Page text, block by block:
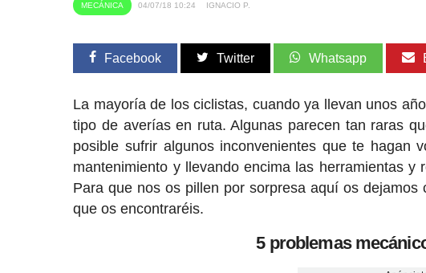
MECÁNICA 04/07/18 10:24 IGNACIO P.
Facebook Twitter Whatsapp
La mayoría de los ciclistas, cuando ya llevan unos
tipo de averías en ruta. Algunas parecen tan raras
posible sufrir algunos inconvenientes que te hagan
mantenimiento y llevando encima las herramientas
Para que nos os pillen por sorpresa aquí os
que os encontraréis.
5 problemas